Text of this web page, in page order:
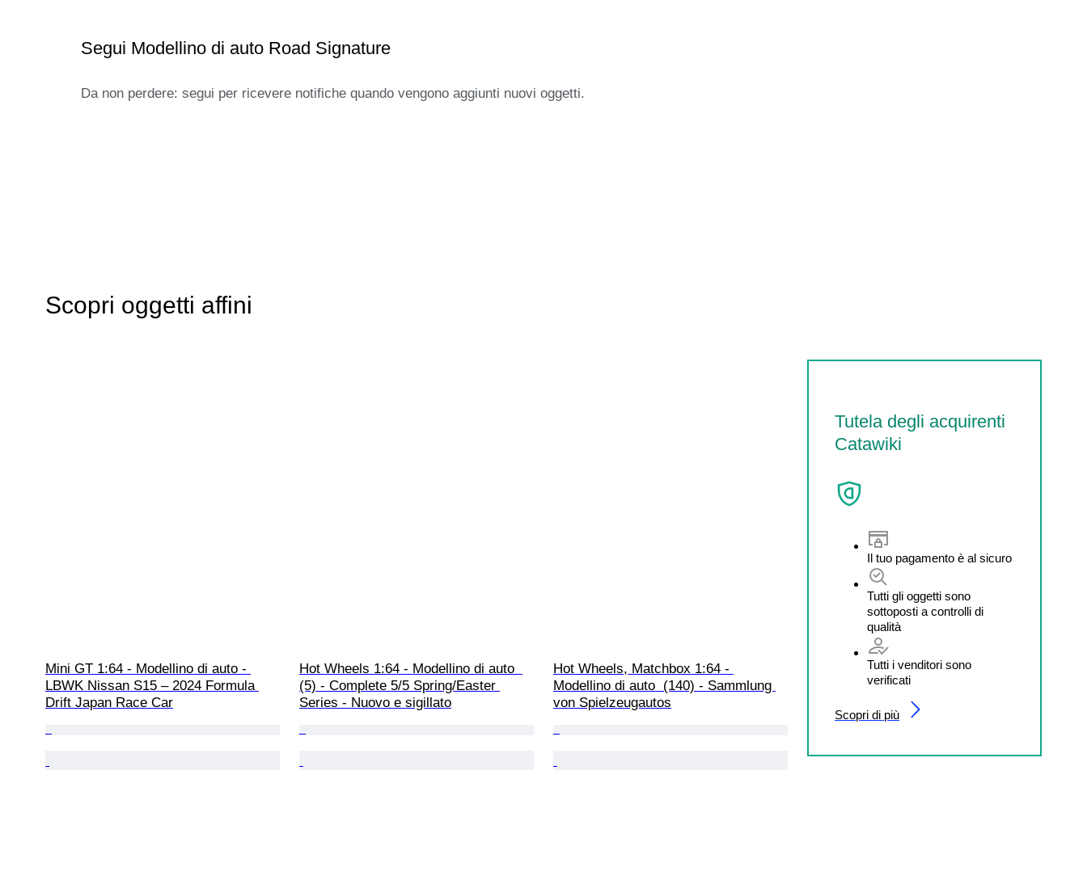
Segui Modellino di auto Road Signature
Da non perdere: segui per ricevere notifiche quando vengono aggiunti nuovi oggetti.
Scopri oggetti affini
Tutela degli acquirenti
Catawiki
Il tuo pagamento è al sicuro
Tutti gli oggetti sono
sottoposti a controlli di
qualità
Tutti i venditori sono
verificati
Scopri di più
Mini GT 1:64 - Modellino di auto -
LBWK Nissan S15 – 2024 Formula
Drift Japan Race Car
Hot Wheels 1:64 - Modellino di auto
(5) - Complete 5/5 Spring/Easter
Series - Nuovo e sigillato
Hot Wheels, Matchbox 1:64 -
Modellino di auto  (140) - Sammlung
von Spielzeugautos